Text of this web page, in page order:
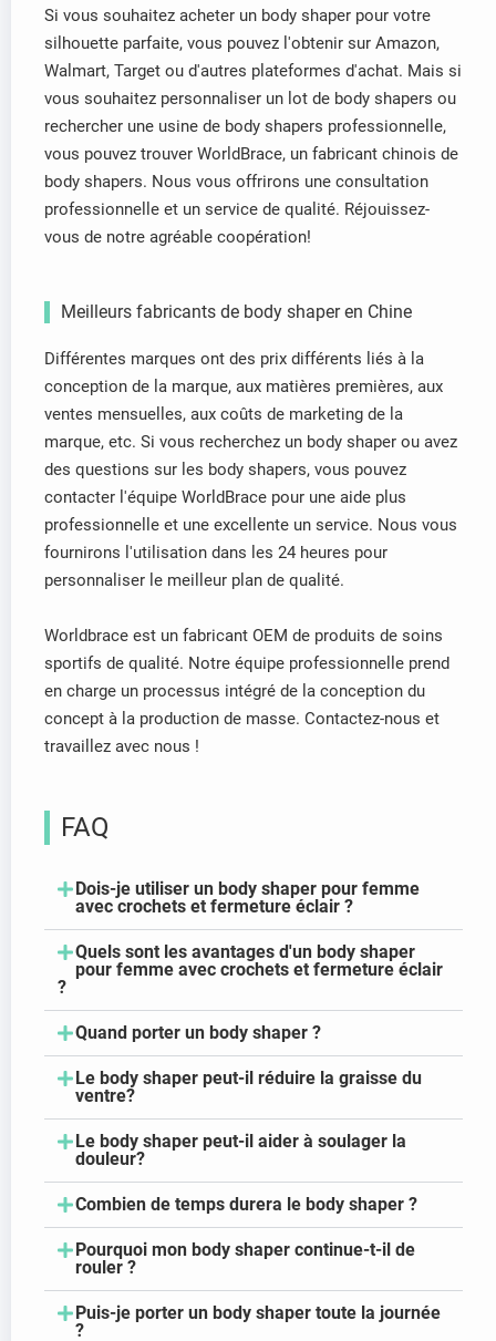
Si vous souhaitez acheter un body shaper pour votre
silhouette parfaite, vous pouvez l'obtenir sur Amazon,
Walmart, Target ou d'autres plateformes d'achat. Mais si
vous souhaitez personnaliser un lot de body shapers ou
rechercher une usine de body shapers professionnelle,
vous pouvez trouver WorldBrace, un fabricant chinois de
body shapers. Nous vous offrirons une consultation
professionnelle et un service de qualité. Réjouissez-
vous de notre agréable coopération!
Meilleurs fabricants de body shaper en Chine
Différentes marques ont des prix différents liés à la
conception de la marque, aux matières premières, aux
ventes mensuelles, aux coûts de marketing de la
marque, etc. Si vous recherchez un body shaper ou avez
des questions sur les body shapers, vous pouvez
contacter l'équipe WorldBrace pour une aide plus
professionnelle et une excellente un service. Nous vous
fournirons l'utilisation dans les 24 heures pour
personnaliser le meilleur plan de qualité.
Worldbrace est un fabricant OEM de produits de soins
sportifs de qualité. Notre équipe professionnelle prend
en charge un processus intégré de la conception du
concept à la production de masse. Contactez-nous et
travaillez avec nous !
FAQ
Dois-je utiliser un body shaper pour femme
avec crochets et fermeture éclair ?
Quels sont les avantages d'un body shaper
pour femme avec crochets et fermeture éclair
?
Quand porter un body shaper ?
Le body shaper peut-il réduire la graisse du
ventre?
Le body shaper peut-il aider à soulager la
douleur?
Combien de temps durera le body shaper ?
Pourquoi mon body shaper continue-t-il de
rouler ?
Puis-je porter un body shaper toute la journée
?